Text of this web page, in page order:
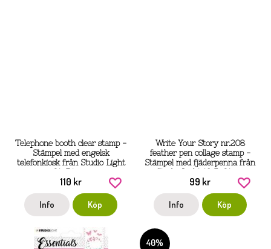
Telephone booth clear stamp -
Stämpel med engelsk
telefonkiosk från Studio Light
21x7,4 cm
110 kr
Info Köp
Write Your Story nr.208
feather pen collage stamp -
Stämpel med fjäderpenna från
Studio Light 10,5x21 cm
99 kr
Info Köp
40%